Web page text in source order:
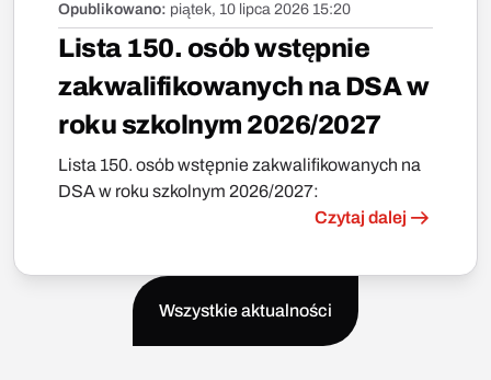
Opublikowano: piątek, 10 lipca 2026 15:20
Lista 150. osób wstępnie
zakwalifikowanych na DSA w
roku szkolnym 2026/2027
Lista 150. osób wstępnie zakwalifikowanych na
DSA w roku szkolnym 2026/2027:
Czytaj dalej
Wszystkie aktualności